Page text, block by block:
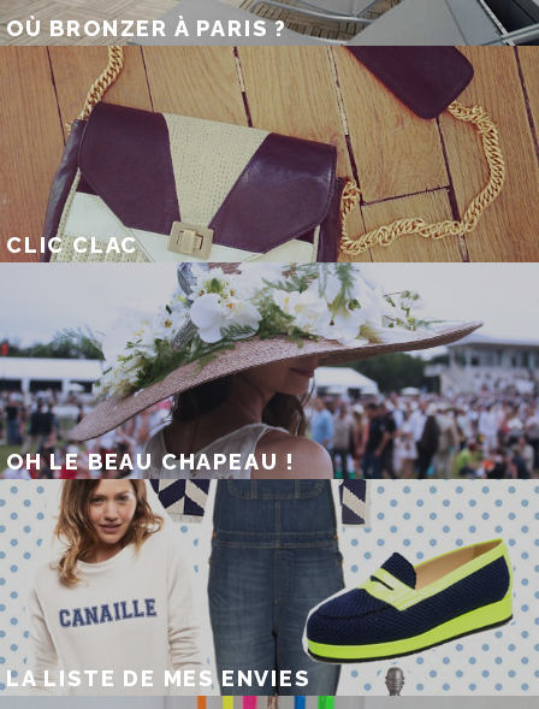
OÙ BRONZER À PARIS ?
CLIC CLAC
OH LE BEAU CHAPEAU !
LA LISTE DE MES ENVIES